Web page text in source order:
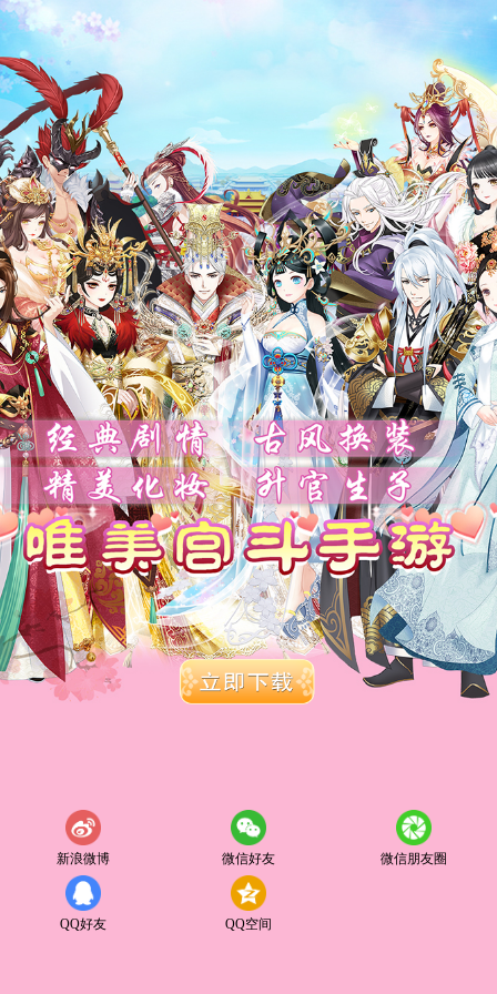
新浪微博 微信好友 微信朋友圈
QQ好友 QQ空间